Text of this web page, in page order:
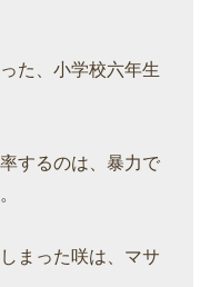
た、小学校六年生
するのは、暴力で
まった咲は、マサ